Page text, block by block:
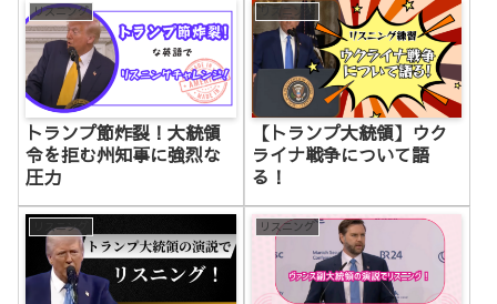
リスニング
トランプ節炸裂！大統領
令を拒む州知事に強烈な
圧力
リスニング
【トランプ大統領】ウク
ライナ戦争について語
る！
リスニング リスニング